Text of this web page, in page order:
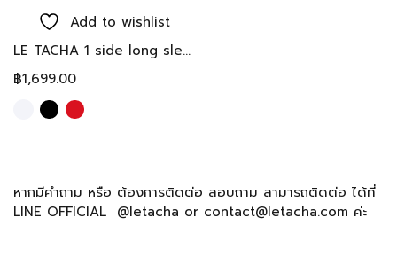
Add to wishlist
LE TACHA 1 side long sleeve 1 shoulder Top เสื้อแขนยาวข้างเดียว บ่าเดี่ยว
฿1,699.00
หากมีคำถาม หรือ ต้องการติดต่อ สอบถาม สามารถติดต่อ ได้ที่
LINE OFFICIAL @letacha or contact@letacha.com ค่ะ